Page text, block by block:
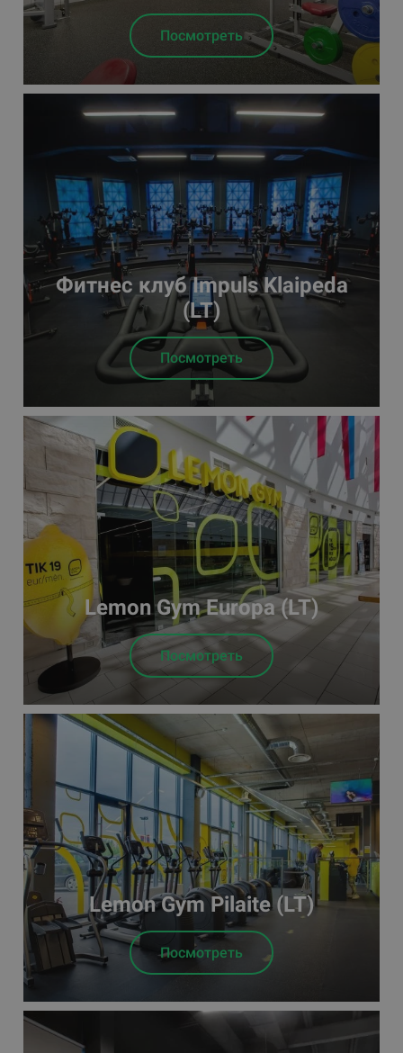
Посмотреть
Фитнес клуб Impuls Klaipeda
(LT)
Посмотреть
Lemon Gym Europa (LT)
Посмотреть
Lemon Gym Pilaite (LT)
Посмотреть